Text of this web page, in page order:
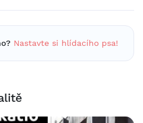
Nastavte si hlídacího psa!